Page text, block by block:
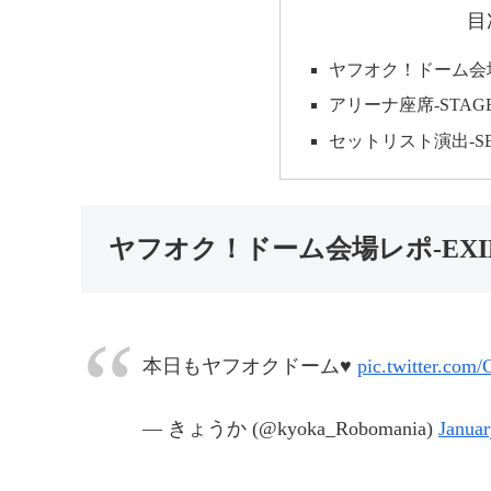
ヤフオク！ドーム
アリーナ座席-
セットリスト演出-
ヤフオク！ドーム会場レポ-
本日もヤフオクドーム♥ pic.twitter.com/
— きょうか (@kyoka_Robomania)